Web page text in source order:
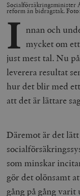
Socialförsäkringsminister
reform än bidragstak.
I nnan och
mycket om
just mest tal. Nu
leverera resultat
hur det blir med
att det är lättare
Däremot är det
som minskar
gör det olönsamt
gång på gång